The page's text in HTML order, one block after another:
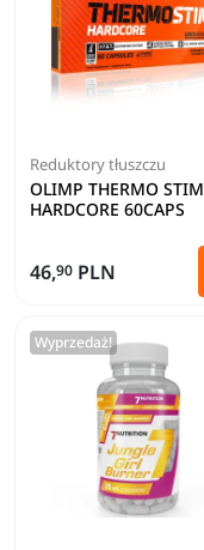
Reduktory tłuszczu
OLIMP THERMO STIM
HARDCORE 60CAPS
46,90 PLN
Wyprzedaż!